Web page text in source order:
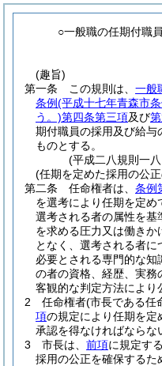
○一般職の任期付職
(趣旨)
第一条
この規則は、 一般
条例(平成十七年青森市
う。)第四条第三項及び
期付職員の採用及び給与
ものとする。
(平成二八規則一
(任期を定めた採用の公
第二条
任命権者は、 条例
を選考により任期を定
選考される者の属性を
を求める圧力又は働きか
となく、選考される者
必要とされる専門的な
の者の資格、経歴、実
客観的な判定方法により
2
任命権者(市長である任
項の規定により任期を定
承認を得なければならな
3
市長は、 前項に規定す
採用の公正を確保するた